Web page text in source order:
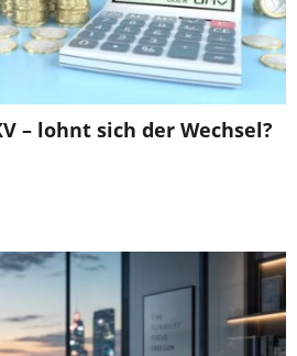
– lohnt sich der Wechsel?